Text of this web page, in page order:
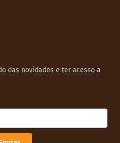
das novidades e ter acesso a